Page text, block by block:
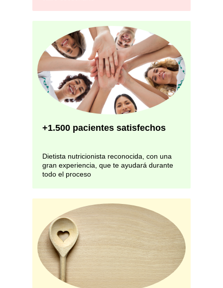
+1.500 pacientes satisfechos
Dietista nutricionista reconocida, con una
gran experiencia, que te ayudará durante
todo el proceso